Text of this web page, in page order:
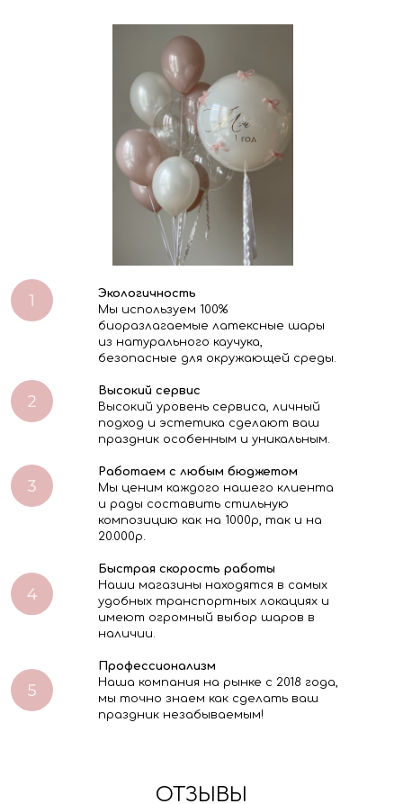
Экологичность
Мы используем 100%
биоразлагаемые латексные шары
из натурального каучука,
безопасные для окружающей среды.
Высокий сервис
Высокий уровень сервиса, личный
подход и эстетика сделают ваш
праздник особенным и уникальным.
Работаем с любым бюджетом
Мы ценим каждого нашего клиента
и рады составить стильную
композицию как на 1000р, так и на
20.000р.
Быстрая скорость работы
Наши магазины находятся в самых
удобных транспортных локациях и
имеют огромный выбор шаров в
наличии.
Профессионализм
Наша компания на рынке с 2018 года,
мы точно знаем как сделать ваш
праздник незабываемым!
ОТЗЫВЫ